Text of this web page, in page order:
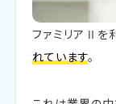
ファミリアⅡを
れています。